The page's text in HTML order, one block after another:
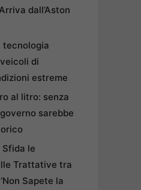
dall’Aston
tecnologia
di
estreme
al litro: senza
sarebbe
le
Trattative tra
Sapete la